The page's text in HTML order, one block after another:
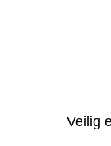
Veilig